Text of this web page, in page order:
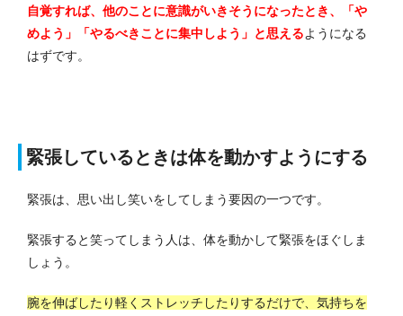
自覚すれば、他のことに意識がいきそうになったとき、「や
めよう」「やるべきことに集中しよう」と思えるようになる
はずです。
緊張しているときは体を動かすようにする
緊張は、思い出し笑いをしてしまう要因の一つです。
緊張すると笑ってしまう人は、体を動かして緊張をほぐしま
しょう。
腕を伸ばしたり軽くストレッチしたりするだけで、気持ちを